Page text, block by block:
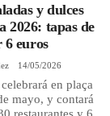
y dulces
2026: tapas de
euros
14/05/2026
en plaça
mayo, y contará
restaurantes y 6